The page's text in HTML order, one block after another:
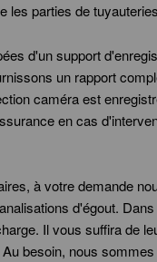
les parties de
d'un support
un rapport
caméra est
en cas
à votre demande
d'égout.
Il vous suffira de
besoin, nous